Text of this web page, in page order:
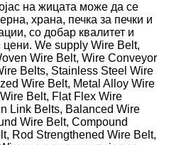
на жицата може да се
храна, печка за печки и
со добар квалитет и
цени. We supply Wire Belt,
Wire Belt, Wire Conveyor
Belts, Stainless Steel Wire
Wire Belt, Metal Alloy Wire
Belt, Flat Flex Wire
Link Belts, Balanced Wire
Wire Belt, Compound
Rod Strengthened Wire Belt,